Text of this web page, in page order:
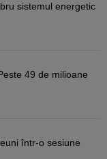
sistemul energetic
49 de milioane
într-o sesiune